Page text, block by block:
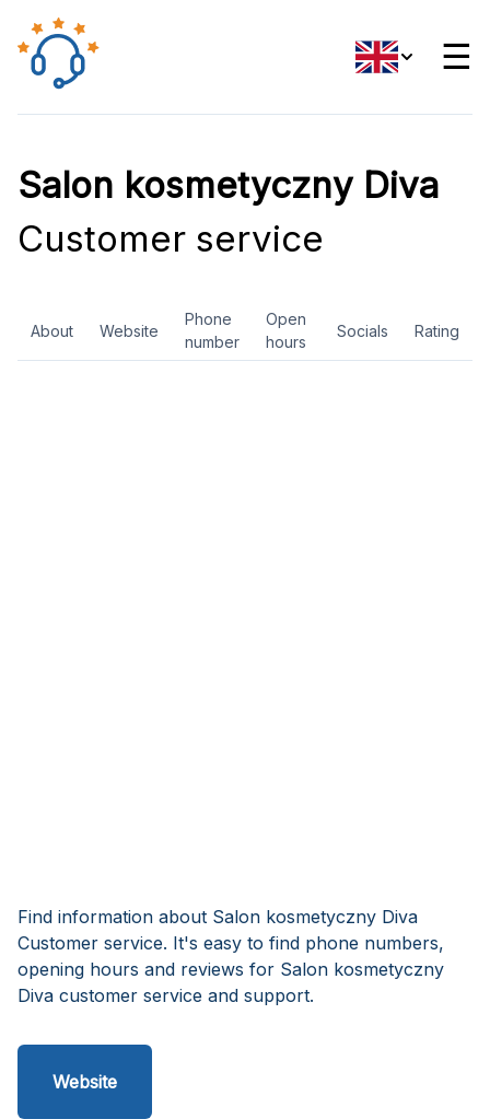
☰
Salon kosmetyczny Diva
Customer service
About Website
Phone
number
Open
hours
Socials Rating
Find information about Salon kosmetyczny Diva
Customer service. It's easy to find phone numbers,
opening hours and reviews for Salon kosmetyczny
Diva customer service and support.
Website